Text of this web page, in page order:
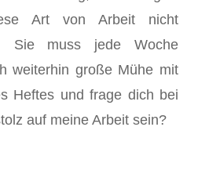
Art von Arbeit nicht
Sie muss jede Woche
weiterhin große Mühe mit
Heftes und frage dich bei
auf meine Arbeit sein?